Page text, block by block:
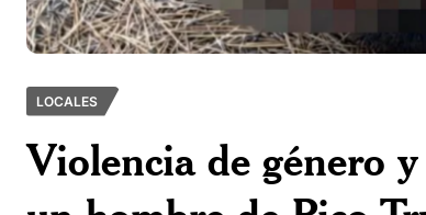
LOCALES
Violencia de género